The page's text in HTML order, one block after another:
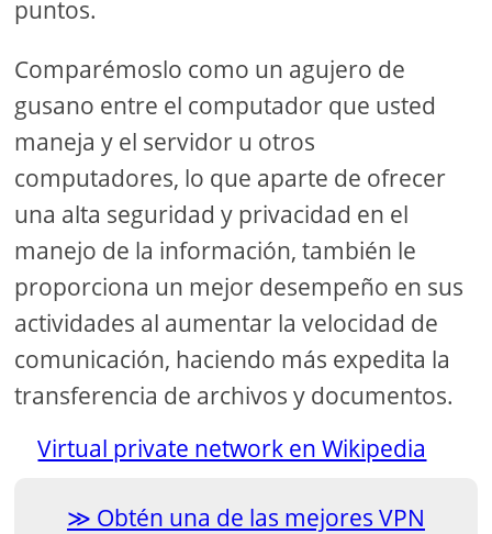
puntos.
Comparémoslo como un agujero de
gusano entre el computador que usted
maneja y el servidor u otros
computadores, lo que aparte de ofrecer
una alta seguridad y privacidad en el
manejo de la información, también le
proporciona un mejor desempeño en sus
actividades al aumentar la velocidad de
comunicación, haciendo más expedita la
transferencia de archivos y documentos.
Virtual private network en Wikipedia
Obtén una de las mejores VPN